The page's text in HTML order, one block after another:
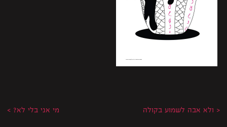
מי אני בלי לא? > < ולא אבה לשמוע בקולה